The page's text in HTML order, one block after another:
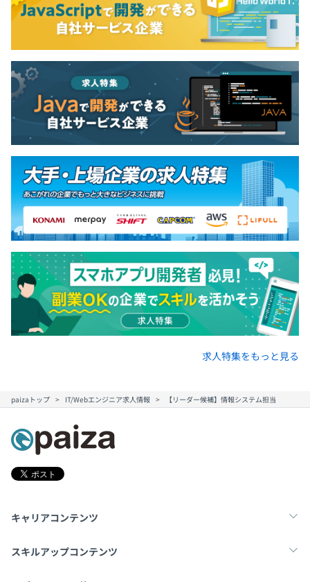
求人特集をもっと見る
paizaトップ IT/Webエンジニア求人情報 【リーダー候補】情報システム担当
キャリアコンテンツ
転職・キャリア
スキルアップコンテンツ